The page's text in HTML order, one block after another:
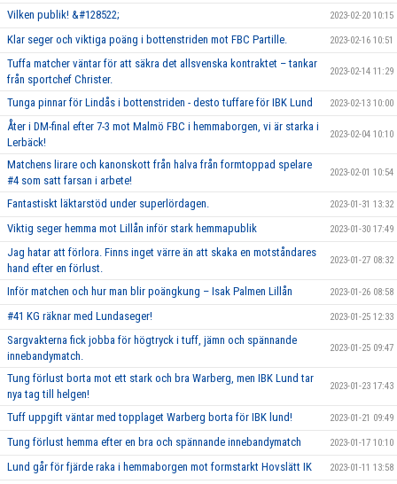
Vilken publik! &#128522; 2023-02-20 10:15
Klar seger och viktiga poäng i bottenstriden mot FBC Partille. 2023-02-16 10:51
Tuffa matcher väntar för att säkra det allsvenska kontraktet – tankar
från sportchef Christer.
2023-02-14 11:29
Tunga pinnar för Lindås i bottenstriden - desto tuffare för IBK Lund 2023-02-13 10:00
Åter i DM-final efter 7-3 mot Malmö FBC i hemmaborgen, vi är starka i
Lerbäck!
2023-02-04 10:10
Matchens lirare och kanonskott från halva från formtoppad spelare
#4 som satt farsan i arbete!
2023-02-01 10:54
Fantastiskt läktarstöd under superlördagen. 2023-01-31 13:32
Viktig seger hemma mot Lillån inför stark hemmapublik 2023-01-30 17:49
Jag hatar att förlora. Finns inget värre än att skaka en motståndares
hand efter en förlust.
2023-01-27 08:32
Inför matchen och hur man blir poängkung – Isak Palmen Lillån 2023-01-26 08:58
#41 KG räknar med Lundaseger! 2023-01-25 12:33
Sargvakterna fick jobba för högtryck i tuff, jämn och spännande
innebandymatch.
2023-01-25 09:47
Tung förlust borta mot ett stark och bra Warberg, men IBK Lund tar
nya tag till helgen!
2023-01-23 17:43
Tuff uppgift väntar med topplaget Warberg borta för IBK lund! 2023-01-21 09:49
Tung förlust hemma efter en bra och spännande innebandymatch 2023-01-17 10:10
Lund går för fjärde raka i hemmaborgen mot formstarkt Hovslätt IK 2023-01-11 13:58